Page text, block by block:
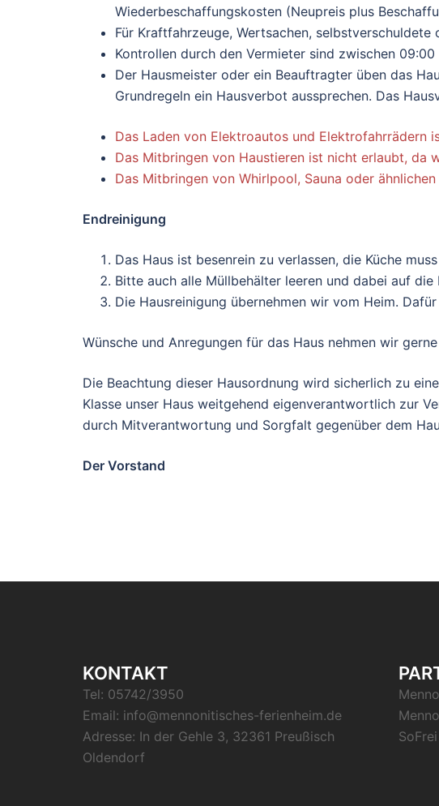
Wiederbeschaffungskosten (Neupreis plus
Für Kraftfahrzeuge, Wertsachen,
Kontrollen durch den Vermieter sind zwischen
Der Hausmeister oder ein Beauftragter üben das
Grundregeln ein Hausverbot aussprechen. Das
Das Laden von Elektroautos und Elektrofahrrädern
Das Mitbringen von Haustieren ist nicht erlaubt, da
Das Mitbringen von Whirlpool, Sauna oder
Endreinigung
Das Haus ist besenrein zu verlassen, die Küche
Bitte auch alle Müllbehälter leeren und dabei auf die
Die Hausreinigung übernehmen wir vom Heim.
Wünsche und Anregungen für das Haus nehmen wir
Die Beachtung dieser Hausordnung wird sicherlich zu
Klasse unser Haus weitgehend eigenverantwortlich zur
durch Mitverantwortung und Sorgfalt gegenüber dem
Der Vorstand
KONTAKT
Tel: 05742/3950
Email: info@mennonitisches-ferienheim.de
Adresse: In der Gehle 3, 32361 Preußisch
Oldendorf
SoFrei